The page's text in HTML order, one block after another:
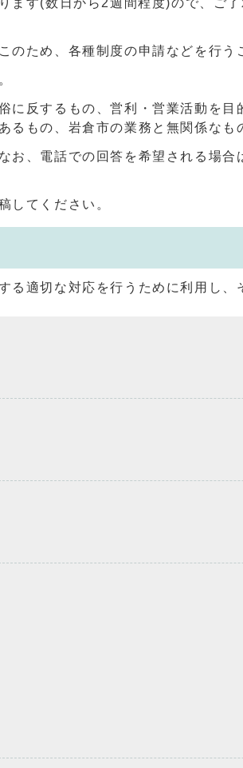
す(数日から2週間程度)ので、ご
ため、各種制度の申請などを行う
反するもの、営利・営業活動を目
るもの、岩倉市の業務と無関係なも
、電話での回答を希望される場
してください。
適切な対応を行うために利用し、